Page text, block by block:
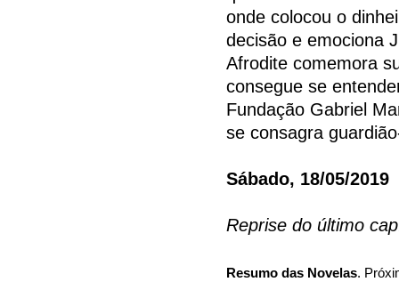
onde colocou o
decisão e emociona
Afrodite comemora
consegue se
Fundação Gabriel
se consagra
Sábado, 18/05/2019
Reprise do último
Resumo das Novelas.